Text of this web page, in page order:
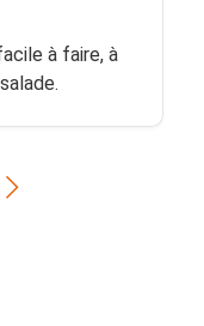
à faire, à